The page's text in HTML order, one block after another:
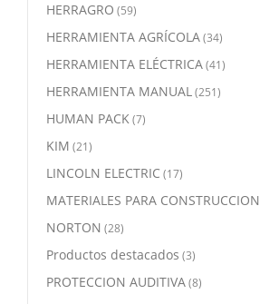
HERRAGRO (59)
HERRAMIENTA AGRÍCOLA(34)
HERRAMIENTA ELÉCTRICA(41)
HERRAMIENTA MANUAL(251)
HUMAN PACK(7)
KIM (21)
LINCOLN ELECTRIC (17)
MATERIALES PARA CONSTRUCCION
NORTON (28)
Productos destacados (3)
PROTECCION AUDITIVA(8)